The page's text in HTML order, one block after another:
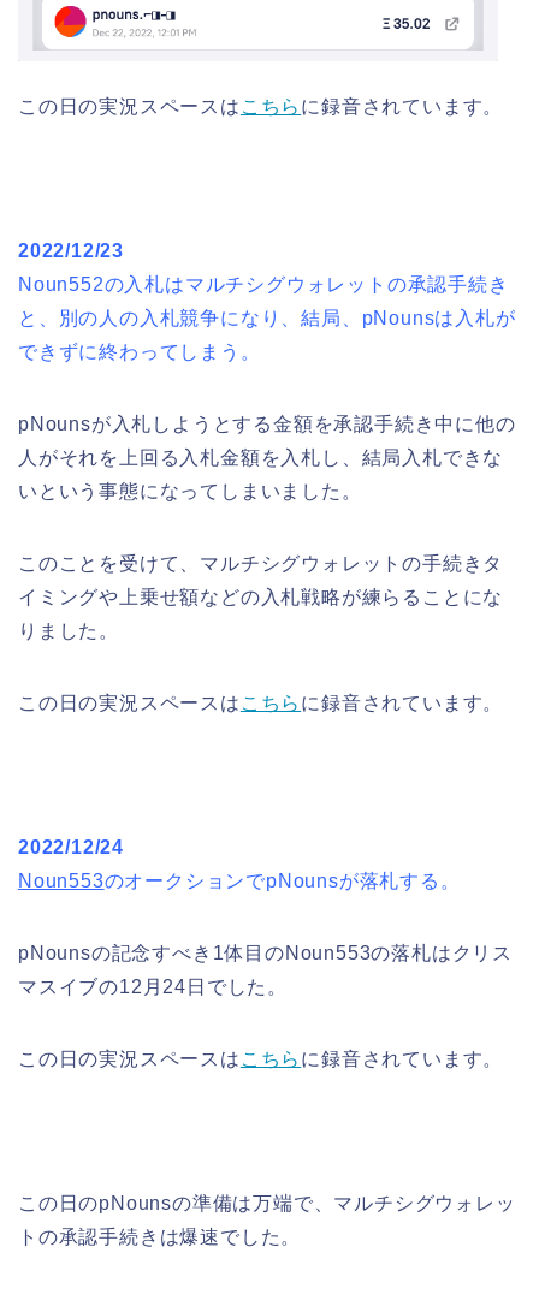
この日の実況スペースは こちら に録音されています。
2022/12/23
Noun552の入札はマルチシグウォレットの承認手続き
と、別の人の入札競争になり、結局、pNounsは入札が
できずに終わってしまう。
pNounsが入札しようとする金額を承認手続き中に他の
人がそれを上回る入札金額を入札し、結局入札できな
いという事態になってしまいました。
このことを受けて、マルチシグウォレットの手続きタ
イミングや上乗せ額などの入札戦略が練らることにな
りました。
この日の実況スペースは こちら に録音されています。
2022/12/24
Noun553のオークションでpNounsが落札する。
pNounsの記念すべき1体目のNoun553の落札はクリス
マスイブの12月24日でした。
この日の実況スペースは こちら に録音されています。
この日のpNounsの準備は万端で、マルチシグウォレッ
トの承認手続きは爆速でした。